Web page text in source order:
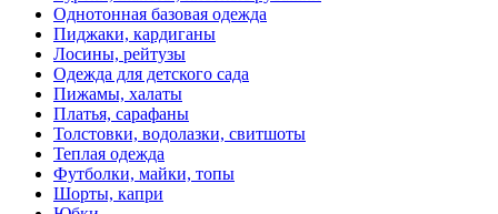
Однотонная базовая одежда
Пиджаки, кардиганы
Лосины, рейтузы
Одежда для детского сада
Пижамы, халаты
Платья, сарафаны
Толстовки, водолазки, свитшоты
Теплая одежда
Футболки, майки, топы
Шорты, капри